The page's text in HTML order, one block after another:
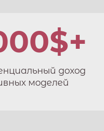
доход
моделей